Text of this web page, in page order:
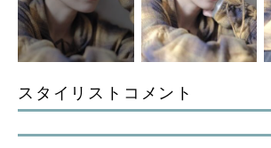
スタイリストコメント